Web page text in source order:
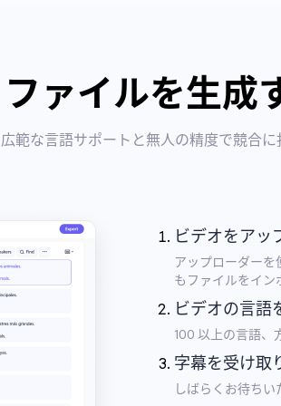
ァイルを生成
広範な言語サポートと無人の精度で競合に
ビデオをアッ
アップローダー
もファイルをイン
ビデオの言語
100 以上の言語、
字幕を受け取
しばらくお待ち